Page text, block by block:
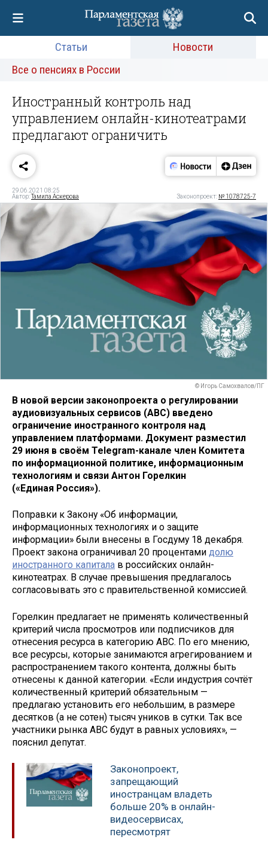
Статьи
Новости
Все о пенсиях в России
Иностранный контроль над
управлением онлайн-кинотеатрами
предлагают ограничить
29.06.2021 08:25
Автор:Тамила Аскерова Законопроект: № 1078725-7
© Игорь Самохвалов/ПГ
В новой версии законопроекта о регулировании
аудиовизуальных сервисов (АВС) введено
ограничение иностранного контроля над
управлением платформами. Документ разместил
29 июня в своём Telegram-канале член Комитета
по информационной политике, информационным
технологиям и связи Антон Горелкин
(«Единая Россия»).
Поправки к Закону «Об информации,
информационных технологиях и о защите
информации» были внесены в Госдуму 18 декабря.
Проект закона ограничивал 20 процентами долю
иностранного капитала в российских онлайн-
кинотеатрах. В случае превышения предлагалось
согласовывать это с правительственной комиссией.
Горелкин предлагает не применять количественный
критерий числа просмотров или подписчиков для
отнесения ресурса в категорию АВС. По его мнению,
все ресурсы, которые занимаются агрегированием и
распространением такого контента, должны быть
отнесены к данной категории. «Если индустрия сочтёт
количественный критерий обязательным —
предлагаю установить его небольшим, в размере
десятков (а не сотен) тысяч уников в сутки. Так все
участники рынка АВС будут в равных условиях», —
пояснил депутат.
Законопроект,
запрещающий
иностранцам владеть
больше 20% в онлайн-
видеосервисах,
пересмотрят